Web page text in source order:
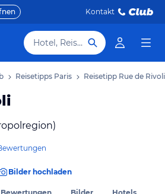
Kontakt
Hotel, Reiseziel
Reisetipps Paris Reisetipp Rue de Rivoli
Bilder hochladen